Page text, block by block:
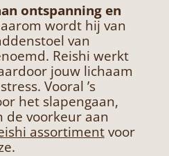
ontspanning en
wordt hij van
van
Reishi werkt
jouw lichaam
Vooral ’s
het slapengaan,
de voorkeur aan
assortimentvoor